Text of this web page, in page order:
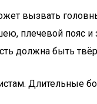
вызвать
плечевой пояс и
должна быть
Длительные